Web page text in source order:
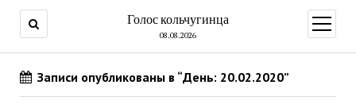
Голос кольчугинца
08.08.2026
меню
Записи опубликованы в “День: 20.02.2020”